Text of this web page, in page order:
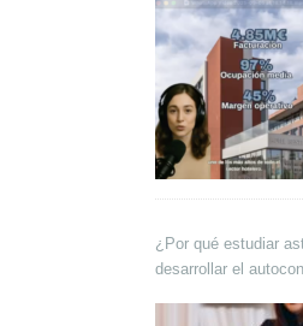
¿Por qué estudiar
desarrollar el